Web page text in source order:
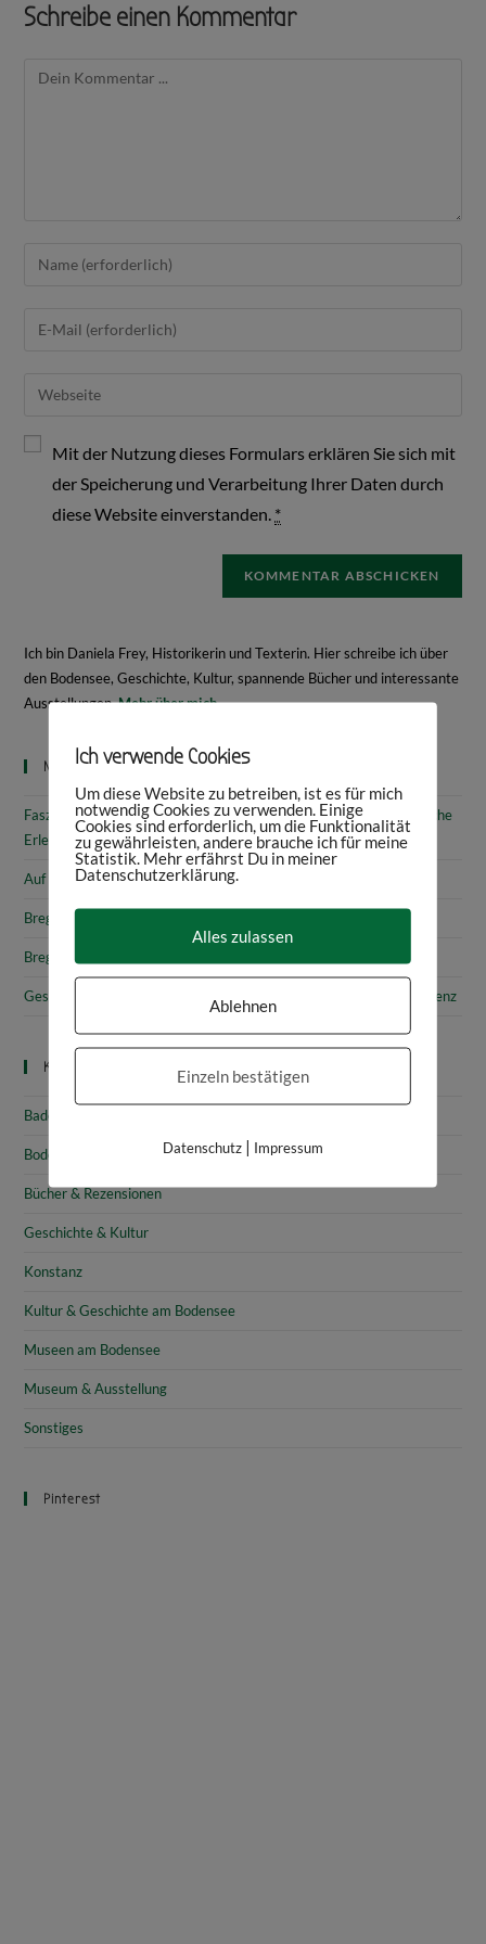
Schreibe einen Kommentar
Mit der Nutzung dieses Formulars erklären Sie sich mit
der Speicherung und Verarbeitung Ihrer Daten durch
diese Website einverstanden. *
Ich bin Daniela Frey, Historikerin und Texterin. Hier schreibe ich über
den Bodensee, Geschichte, Kultur, spannende Bücher und interessante
Ausstellungen.Mehr über mich
Neueste Beiträge
Faszinierende Geschichte & fantastische Kunst: 10 (kunst)historische
Erlebnisse am Bodensee
Auf den Spuren von Annette von Droste-Hülshoff in Meersburg
Bregenz: Kirchen, Kapellen & Kultur
Bregenz: Stadtgeschichte & Sehenswürdigkeiten
Gesammelte Schätze Vorarlbergs: Das vorarlberg museum in Bregenz
Kategorien
Baden-Württemberg
Bodensee
Bücher & Rezensionen
Geschichte & Kultur
Konstanz
Kultur & Geschichte am Bodensee
Museen am Bodensee
Museum & Ausstellung
Sonstiges
Pinterest
Ich verwende Cookies
Um diese Website zu betreiben, ist es für mich
notwendig Cookies zu verwenden. Einige
Cookies sind erforderlich, um die Funktionalität
zu gewährleisten, andere brauche ich für meine
Statistik. Mehr erfährst Du in meiner
Datenschutzerklärung.
Alles zulassen
Ablehnen
Einzeln bestätigen
Datenschutz| Impressum